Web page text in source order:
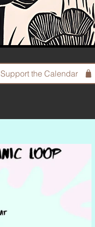
Support the Calendar